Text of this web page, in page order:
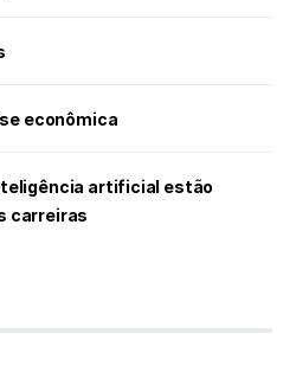
econômica
artificial estão
carreiras